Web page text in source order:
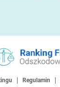
Regulamin